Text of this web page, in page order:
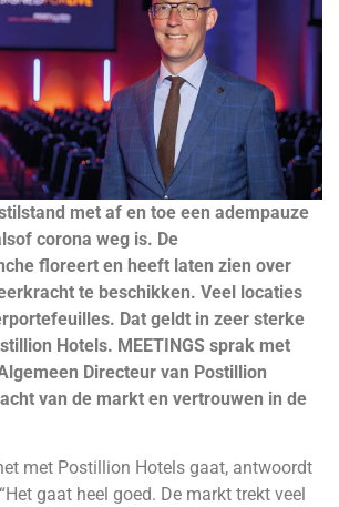
met af en toe een adempauze
corona weg is. De
floreert en heeft laten zien over
te beschikken. Veel locaties
Dat geldt in zeer sterke
Hotels. MEETINGS sprak met
Directeur van Postillion
van de markt en vertrouwen in de
met Postillion Hotels gaat, antwoordt
gaat heel goed. De markt trekt veel